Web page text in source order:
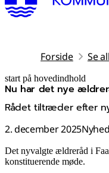
Forside Se
start på hovedindhold
Nu har det nye
Rådet tiltræder efter
2. december 2025Nyhed
senest opdateret 8. januar
Det nyvalgte ældreråd i
konstituerende møde.